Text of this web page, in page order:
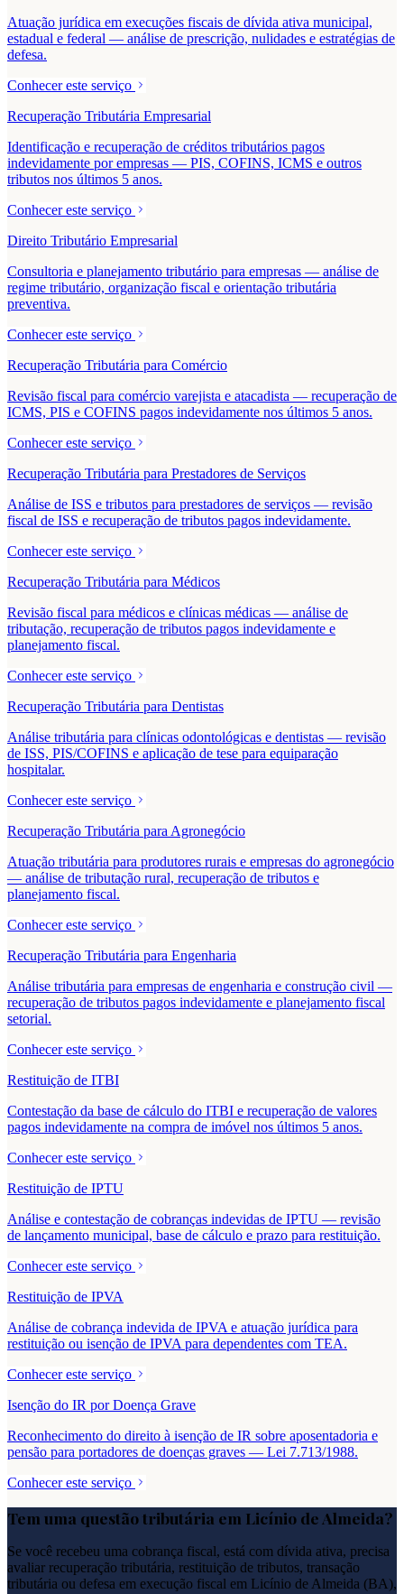
Atuação jurídica em execuções fiscais de dívida ativa municipal,
estadual e federal — análise de prescrição, nulidades e estratégias de
defesa.
Conhecer este serviço
Recuperação Tributária Empresarial
Identificação e recuperação de créditos tributários pagos
indevidamente por empresas — PIS, COFINS, ICMS e outros
tributos nos últimos 5 anos.
Conhecer este serviço
Direito Tributário Empresarial
Consultoria e planejamento tributário para empresas — análise de
regime tributário, organização fiscal e orientação tributária
preventiva.
Conhecer este serviço
Recuperação Tributária para Comércio
Revisão fiscal para comércio varejista e atacadista — recuperação de
ICMS, PIS e COFINS pagos indevidamente nos últimos 5 anos.
Conhecer este serviço
Recuperação Tributária para Prestadores de Serviços
Análise de ISS e tributos para prestadores de serviços — revisão
fiscal de ISS e recuperação de tributos pagos indevidamente.
Conhecer este serviço
Recuperação Tributária para Médicos
Revisão fiscal para médicos e clínicas médicas — análise de
tributação, recuperação de tributos pagos indevidamente e
planejamento fiscal.
Conhecer este serviço
Recuperação Tributária para Dentistas
Análise tributária para clínicas odontológicas e dentistas — revisão
de ISS, PIS/COFINS e aplicação de tese para equiparação
hospitalar.
Conhecer este serviço
Recuperação Tributária para Agronegócio
Atuação tributária para produtores rurais e empresas do agronegócio
— análise de tributação rural, recuperação de tributos e
planejamento fiscal.
Conhecer este serviço
Recuperação Tributária para Engenharia
Análise tributária para empresas de engenharia e construção civil —
recuperação de tributos pagos indevidamente e planejamento fiscal
setorial.
Conhecer este serviço
Restituição de ITBI
Contestação da base de cálculo do ITBI e recuperação de valores
pagos indevidamente na compra de imóvel nos últimos 5 anos.
Conhecer este serviço
Restituição de IPTU
Análise e contestação de cobranças indevidas de IPTU — revisão
de lançamento municipal, base de cálculo e prazo para restituição.
Conhecer este serviço
Restituição de IPVA
Análise de cobrança indevida de IPVA e atuação jurídica para
restituição ou isenção de IPVA para dependentes com TEA.
Conhecer este serviço
Isenção do IR por Doença Grave
Reconhecimento do direito à isenção de IR sobre aposentadoria e
pensão para portadores de doenças graves — Lei 7.713/1988.
Conhecer este serviço
Tem uma questão tributária em Licínio de Almeida?
Se você recebeu uma cobrança fiscal, está com dívida ativa, precisa
avaliar recuperação tributária, restituição de tributos, transação
tributária ou defesa em execução fiscal em Licínio de Almeida (BA),